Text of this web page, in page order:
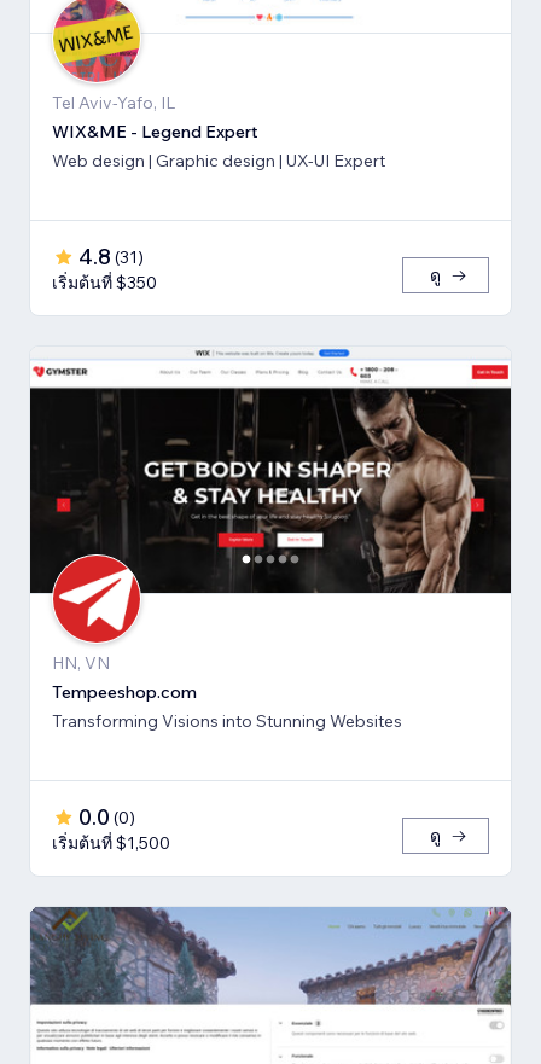
Tel Aviv-Yafo, IL
WIX&ME - Legend Expert
Web design | Graphic design | UX-UI Expert
4.8 (31)
เริ่มต้นที่ $350
ดู
HN, VN
Tempeeshop.com
Transforming Visions into Stunning Websites
0.0 (0)
เริ่มต้นที่ $1,500
ดู